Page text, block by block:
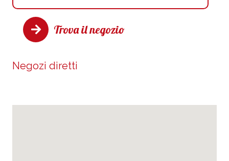
Trova il negozio
Negozi diretti